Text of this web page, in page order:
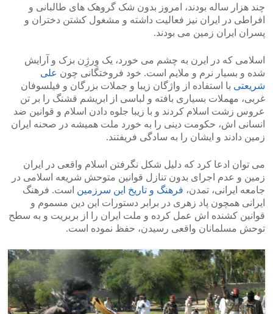
چند هزار ساله بودند، امروز بدون شک گروهک های طالبانی و
افراطی در ایران نیز فعالیت داشته و مشغول کشتن دختران و
پسران ایران زمین می بودند.
اسلامی که در ایرن به چشم می خورد، یک وِرژِن بزک و آرایش
شده و بسیار نرم و ملایم است. خود فروختگانی چون علی
شریعتی با استفاده از واژگان زیبا و جملات بزرگان و فیلسوفان
غربی، مهملات بسیاری بافته و لباسی از ابریشم قشنگ را بر تن
عروس زشت اسلام کردند و با زیبا جلوه دادن اسلام و قوانین ضد
انسانی اش، حکومت دینی را به خورد ملت همیشه در صحنه ایران
زمین دادند و ایشان را به سادگی فریفتند.
می توان ادعا کرد که دلیل شکل نگرفتن اسلام واقعی در ایران
زمین و عدم اجرای بدون تنازل قوانین متوحش شریعه اسلامی در
جامعه ایرانی، تمدن، فرهنگ و تاریخ این سرزمین است. فرهنگ
ایرانی همچون پاد زهری در برابر دستورات این دین مسموم و
قوانین کشنده اش عمل کرده و ملت ایران را از بربریت و به سطح
توحش مسلمانان واقعی رسیدن، حفظ نموده است.